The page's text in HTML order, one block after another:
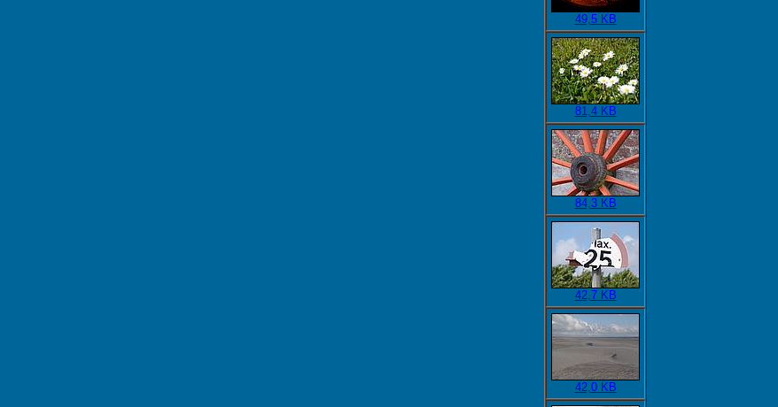
49,5 KB
81,4 KB
84,3 KB
42,7 KB
42,0 KB